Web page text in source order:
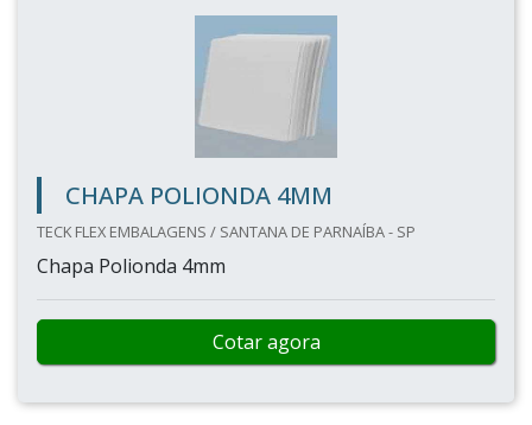
CHAPA POLIONDA 4MM
TECK FLEX EMBALAGENS / SANTANA DE PARNAÍBA - SP
Chapa Polionda 4mm
Cotar agora